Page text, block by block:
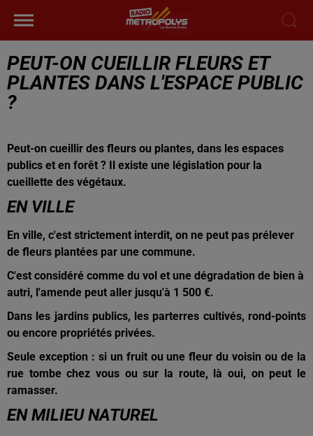
PEUT-ON CUEILLIR FLEURS ET
PLANTES DANS L'ESPACE PUBLIC
?
Peut-on cueillir des fleurs ou plantes, dans les espaces
publics et en forêt ? Il existe une législation pour la
cueillette des végétaux.
EN VILLE
En ville, c'est strictement interdit, on ne peut pas prélever
de fleurs plantées par une commune.
C'est considéré comme du vol et une dégradation de bien à
autri, l'amende peut aller jusqu'à 1 500 €.
Dans les jardins publics, les parterres cultivés, rond-points
ou encore propriétés privées.
Seule exception : si un fruit ou une fleur du voisin ou de la
rue tombe chez vous ou sur la route, là oui, on peut le
ramasser.
EN MILIEU NATUREL